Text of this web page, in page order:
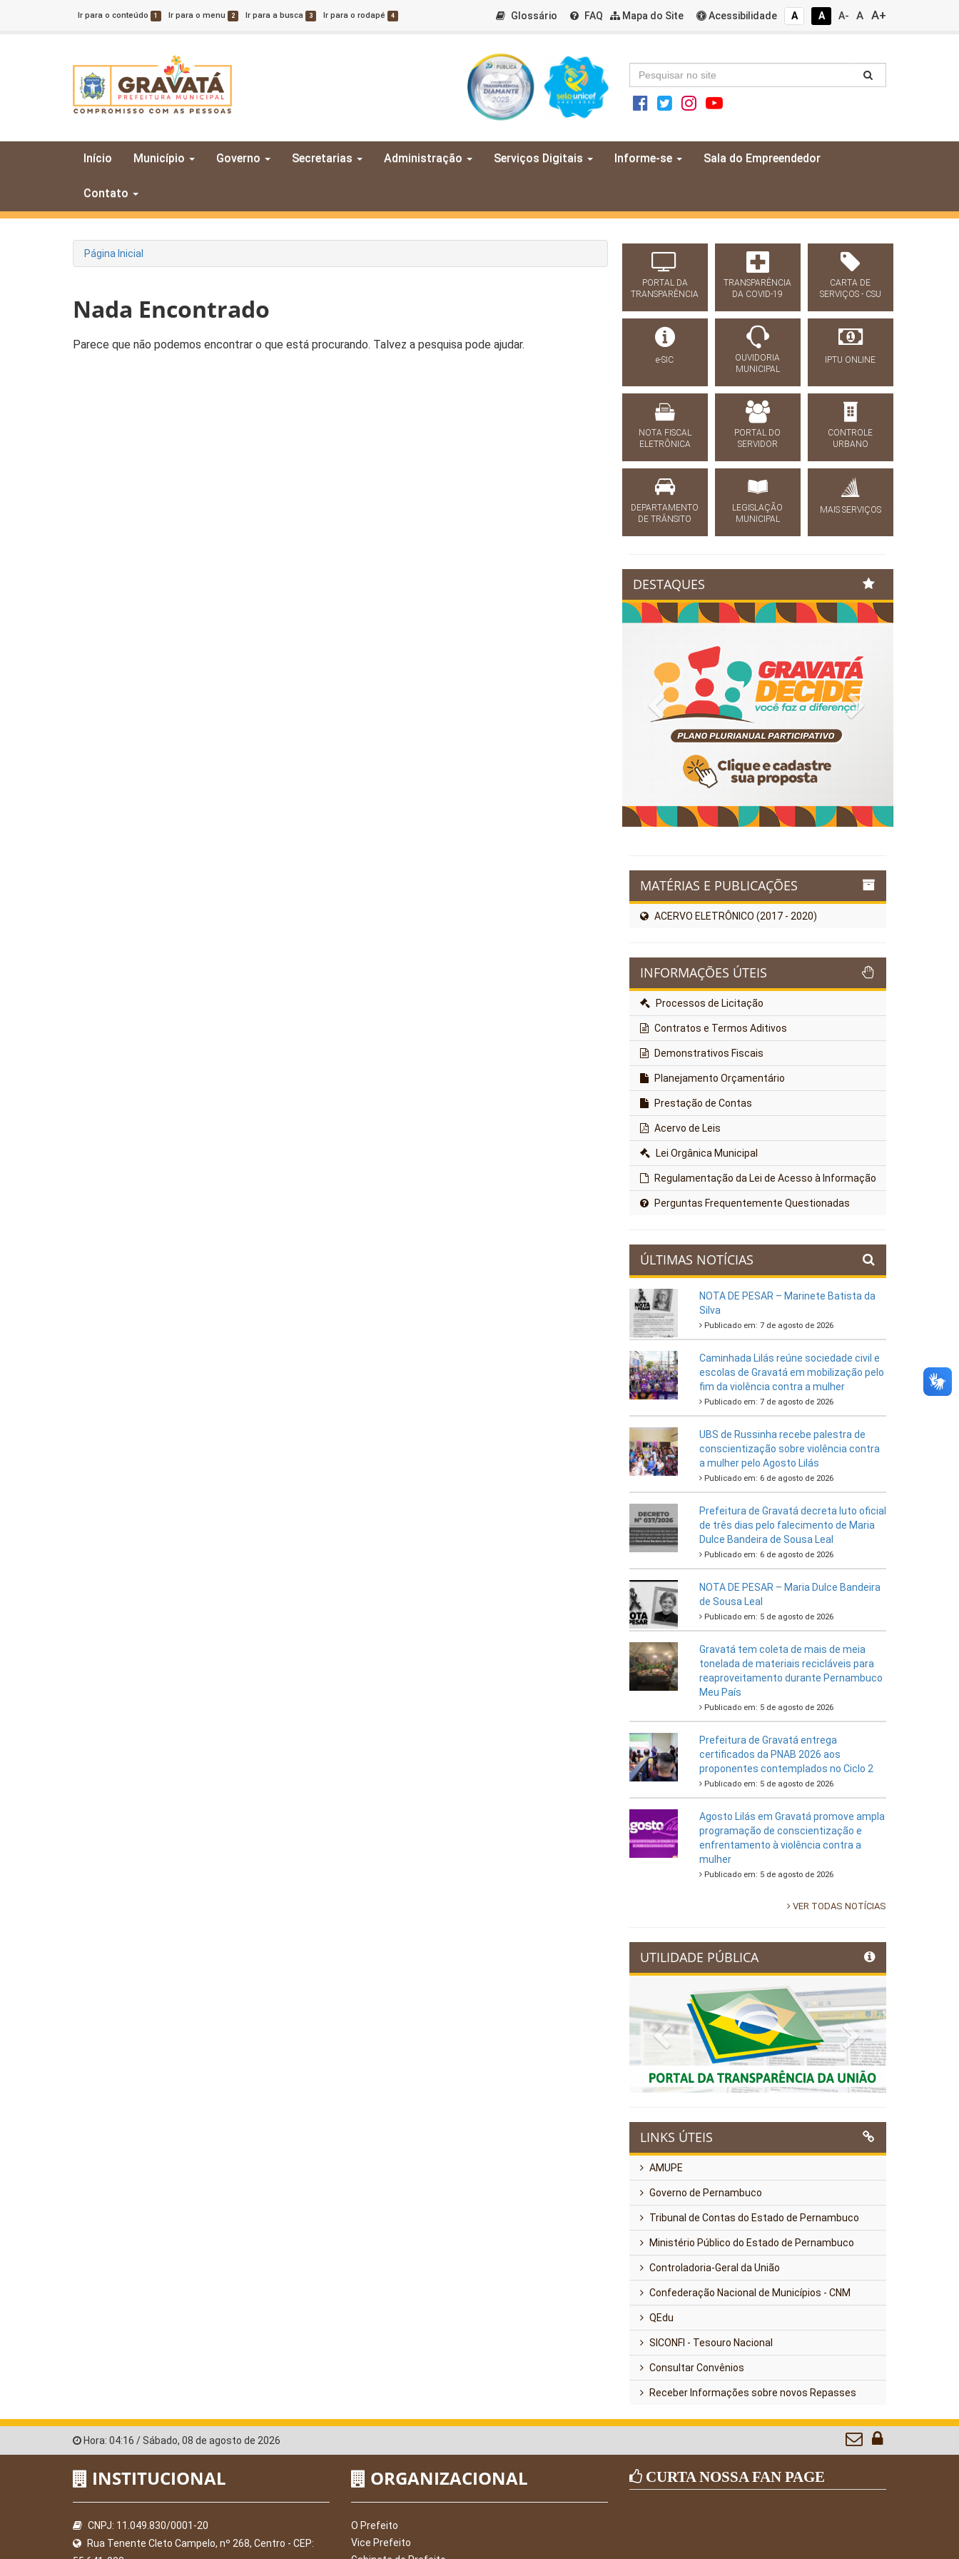
Ir para o conteúdo 1 Ir para o menu 2 Ir para a busca 3 Ir para o rodapé 4 Glossário FAQ Mapa do Site Acessibilidade A A A- A A+
Início Município Governo Secretarias Administração Serviços Digitais Informe-se Sala do Empreendedor
Contato
Página Inicial
Nada Encontrado
Parece que não podemos encontrar o que está procurando. Talvez a pesquisa pode ajudar.
PORTAL DA
TRANSPARÊNCIA
TRANSPARÊNCIA
DA COVID-19
CARTA DE
SERVIÇOS - CSU
e-SIC
OUVIDORIA
MUNICIPAL
IPTU ONLINE
NOTA FISCAL
ELETRÔNICA
PORTAL DO
SERVIDOR
CONTROLE
URBANO
DEPARTAMENTO
DE TRÂNSITO
LEGISLAÇÃO
MUNICIPAL
MAIS SERVIÇOS
DESTAQUES
Previous
MATÉRIAS E PUBLICAÇÕES
ACERVO ELETRÔNICO (2017 - 2020)
INFORMAÇÕES ÚTEIS
Processos de Licitação
Contratos e Termos Aditivos
Demonstrativos Fiscais
Planejamento Orçamentário
Prestação de Contas
Acervo de Leis
Lei Orgânica Municipal
Regulamentação da Lei de Acesso à Informação
Perguntas Frequentemente Questionadas
ÚLTIMAS NOTÍCIAS
NOTA DE PESAR – Marinete Batista da
Silva
Publicado em: 7 de agosto de 2026
Caminhada Lilás reúne sociedade civil e
escolas de Gravatá em mobilização pelo
fim da violência contra a mulher
Publicado em: 7 de agosto de 2026
UBS de Russinha recebe palestra de
conscientização sobre violência contra
a mulher pelo Agosto Lilás
Publicado em: 6 de agosto de 2026
Prefeitura de Gravatá decreta luto oficial
de três dias pelo falecimento de Maria
Dulce Bandeira de Sousa Leal
Publicado em: 6 de agosto de 2026
NOTA DE PESAR – Maria Dulce Bandeira
de Sousa Leal
Publicado em: 5 de agosto de 2026
Gravatá tem coleta de mais de meia
tonelada de materiais recicláveis para
reaproveitamento durante Pernambuco
Meu País
Publicado em: 5 de agosto de 2026
Prefeitura de Gravatá entrega
certificados da PNAB 2026 aos
proponentes contemplados no Ciclo 2
Publicado em: 5 de agosto de 2026
Agosto Lilás em Gravatá promove ampla
programação de conscientização e
enfrentamento à violência contra a
mulher
Publicado em: 5 de agosto de 2026
VER TODAS NOTÍCIAS
UTILIDADE PÚBLICA
Previous Next
LINKS ÚTEIS
AMUPE
Governo de Pernambuco
Tribunal de Contas do Estado de Pernambuco
Ministério Público do Estado de Pernambuco
Controladoria-Geral da União
Confederação Nacional de Municípios - CNM
QEdu
SICONFI - Tesouro Nacional
Consultar Convênios
Receber Informações sobre novos Repasses
Hora: 04:16 / Sábado, 08 de agosto de 2026
INSTITUCIONAL
CNPJ: 11.049.830/0001-20
Rua Tenente Cleto Campelo, nº 268, Centro - CEP:
ORGANIZACIONAL
O Prefeito
Vice Prefeito
CURTA NOSSA FAN PAGE